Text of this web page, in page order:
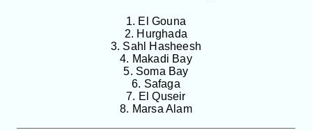
1. El Gouna
2. Hurghada
3. Sahl Hasheesh
4. Makadi Bay
5. Soma Bay
6. Safaga
7. El Quseir
8. Marsa Alam